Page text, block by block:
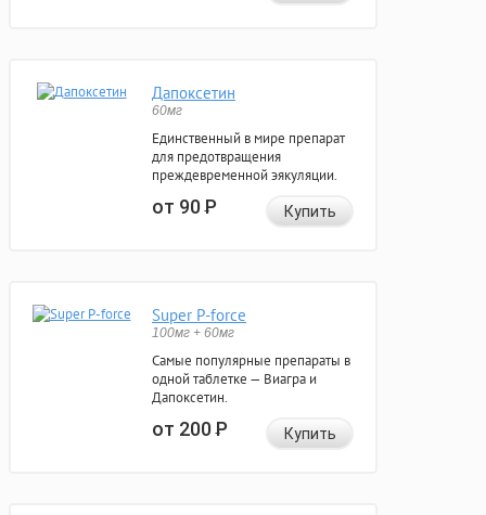
Дапоксетин
60мг
Единственный в мире препарат
для предотвращения
преждевременной эякуляции.
от 90Р Купить
Super P-force
100мг + 60мг
Самые популярные препараты в
одной таблетке — Виагра и
Дапоксетин.
от 200Р Купить